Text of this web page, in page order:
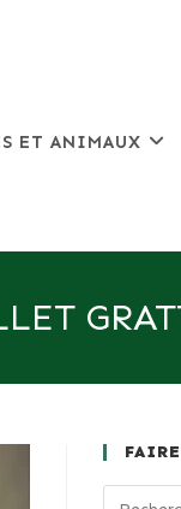
ET ANIMAUX